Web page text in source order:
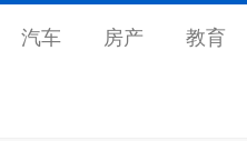
汽车 房产 教育